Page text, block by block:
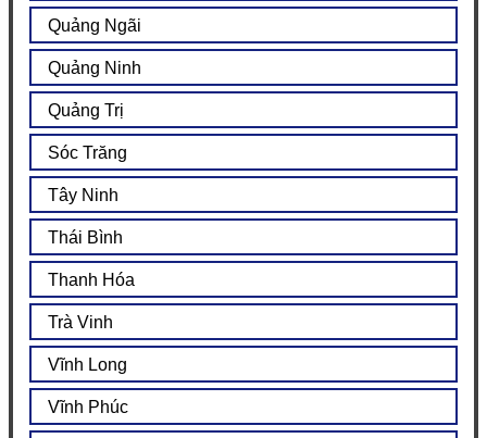
Quảng Ngãi
Quảng Ninh
Quảng Trị
Sóc Trăng
Tây Ninh
Thái Bình
Thanh Hóa
Trà Vinh
Vĩnh Long
Vĩnh Phúc